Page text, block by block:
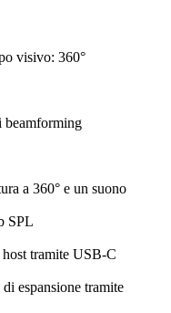
visivo: 360°
a 360° e un suono
SPL
tramite USB-C
espansione tramite